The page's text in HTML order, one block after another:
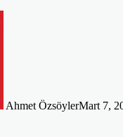
Ahmet ÖzsöylerMart 7,